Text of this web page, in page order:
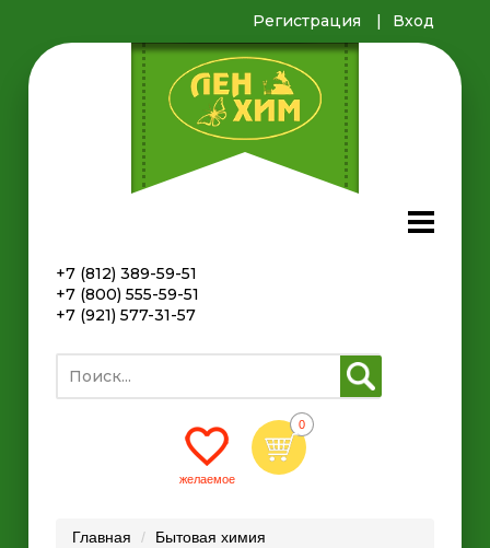
Регистрация Вход
+7 (812) 389-59-51
+7 (800) 555-59-51
+7 (921) 577-31-57
Главная
Бытовая химия